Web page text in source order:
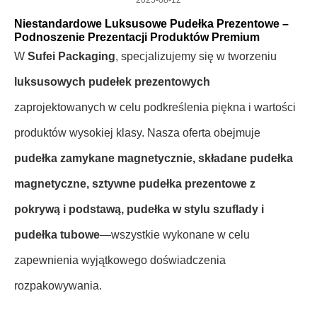
Niestandardowe Luksusowe Pudełka Prezentowe –
Podnoszenie Prezentacji Produktów Premium
W Sufei Packaging, specjalizujemy się w tworzeniu
luksusowych pudełek prezentowych
zaprojektowanych w celu podkreślenia piękna i wartości
produktów wysokiej klasy. Nasza oferta obejmuje
pudełka zamykane magnetycznie, składane pudełka
magnetyczne, sztywne pudełka prezentowe z
pokrywą i podstawą, pudełka w stylu szuflady i
pudełka tubowe—wszystkie wykonane w celu
zapewnienia wyjątkowego doświadczenia
rozpakowywania.